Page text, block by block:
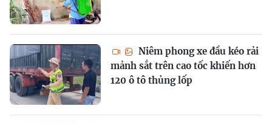
Niêm phong xe đầu kéo rải
mảnh sắt trên cao tốc khiến hơn
120 ô tô thủng lốp